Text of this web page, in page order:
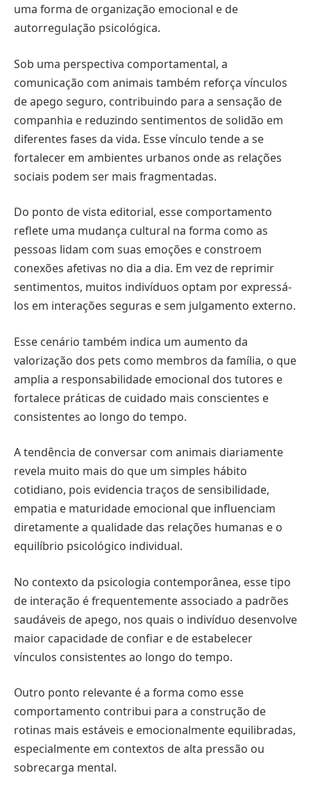
uma forma de organização emocional e de
autorregulação psicológica.
Sob uma perspectiva comportamental, a
comunicação com animais também reforça vínculos
de apego seguro, contribuindo para a sensação de
companhia e reduzindo sentimentos de solidão em
diferentes fases da vida. Esse vínculo tende a se
fortalecer em ambientes urbanos onde as relações
sociais podem ser mais fragmentadas.
Do ponto de vista editorial, esse comportamento
reflete uma mudança cultural na forma como as
pessoas lidam com suas emoções e constroem
conexões afetivas no dia a dia. Em vez de reprimir
sentimentos, muitos indivíduos optam por expressá-
los em interações seguras e sem julgamento externo.
Esse cenário também indica um aumento da
valorização dos pets como membros da família, o que
amplia a responsabilidade emocional dos tutores e
fortalece práticas de cuidado mais conscientes e
consistentes ao longo do tempo.
A tendência de conversar com animais diariamente
revela muito mais do que um simples hábito
cotidiano, pois evidencia traços de sensibilidade,
empatia e maturidade emocional que influenciam
diretamente a qualidade das relações humanas e o
equilíbrio psicológico individual.
No contexto da psicologia contemporânea, esse tipo
de interação é frequentemente associado a padrões
saudáveis de apego, nos quais o indivíduo desenvolve
maior capacidade de confiar e de estabelecer
vínculos consistentes ao longo do tempo.
Outro ponto relevante é a forma como esse
comportamento contribui para a construção de
rotinas mais estáveis e emocionalmente equilibradas,
especialmente em contextos de alta pressão ou
sobrecarga mental.